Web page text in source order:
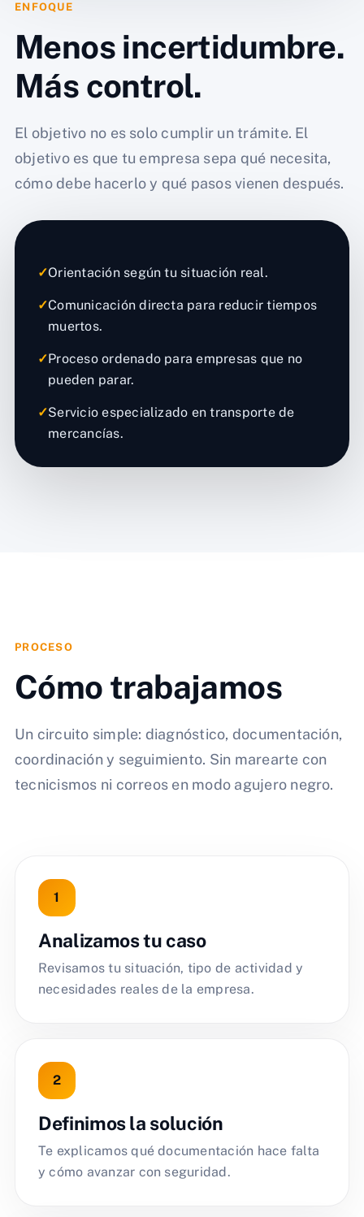
ENFOQUE
Menos incertidumbre.
Más control.
El objetivo no es solo cumplir un trámite. El
objetivo es que tu empresa sepa qué necesita,
cómo debe hacerlo y qué pasos vienen después.
✓Orientación según tu situación real.
✓Comunicación directa para reducir tiempos
muertos.
✓Proceso ordenado para empresas que no
pueden parar.
✓Servicio especializado en transporte de
mercancías.
PROCESO
Cómo trabajamos
Un circuito simple: diagnóstico, documentación,
coordinación y seguimiento. Sin marearte con
tecnicismos ni correos en modo agujero negro.
Analizamos tu caso
Revisamos tu situación, tipo de actividad y
necesidades reales de la empresa.
Definimos la solución
Te explicamos qué documentación hace falta
y cómo avanzar con seguridad.